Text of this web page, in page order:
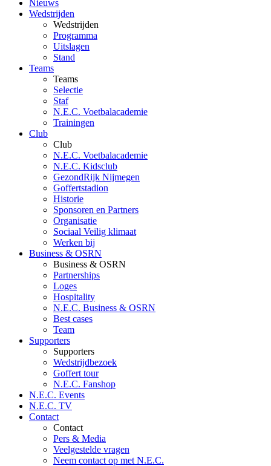
Nieuws
Wedstrijden
Wedstrijden
Programma
Uitslagen
Stand
Teams
Teams
Selectie
Staf
N.E.C. Voetbalacademie
Trainingen
Club
Club
N.E.C. Voetbalacademie
N.E.C. Kidsclub
GezondRijk Nijmegen
Goffertstadion
Historie
Sponsoren en Partners
Organisatie
Sociaal Veilig klimaat
Werken bij
Business & OSRN
Business & OSRN
Partnerships
Loges
Hospitality
N.E.C. Business & OSRN
Best cases
Team
Supporters
Supporters
Wedstrijdbezoek
Goffert tour
N.E.C. Fanshop
N.E.C. Events
N.E.C. TV
Contact
Contact
Pers & Media
Veelgestelde vragen
Neem contact op met N.E.C.